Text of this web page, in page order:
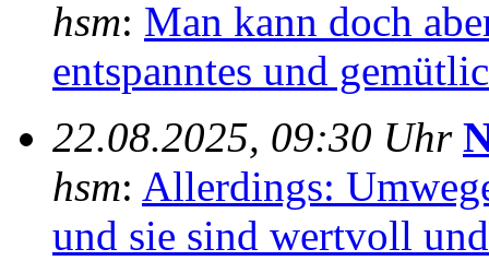
hsm: Man kann doch
entspanntes und
22.08.2025, 09:30 Uhr
hsm: Allerdings:
und sie sind wertvoll